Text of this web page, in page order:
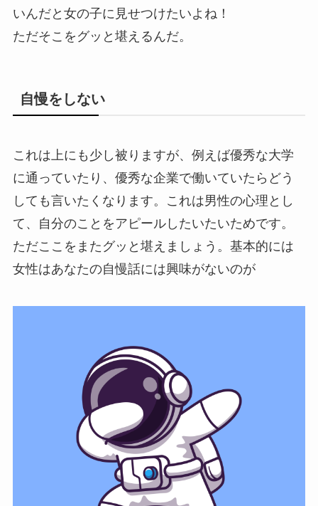
いんだと女の子に見せつけたいよね！
ただそこをグッと堪えるんだ。
自慢をしない
これは上にも少し被りますが、例えば優秀な大学
に通っていたり、優秀な企業で働いていたらどう
しても言いたくなります。これは男性の心理とし
て、自分のことをアピールしたいたいためです。
ただここをまたグッと堪えましょう。基本的には
女性はあなたの自慢話には興味がないのが